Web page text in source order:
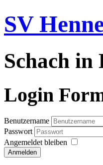
SV
Schach in
Login
Benutzername
Passwort
Angemeldet bleiben
Anmelden